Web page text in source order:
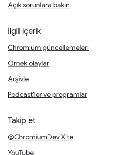
Açık sorunlara bakın
İlgili içerik
Chromium güncellemeleri
Örnek olaylar
Arşivle
Podcast'ler ve programlar
Takip et
@ChromiumDev X'te
YouTube